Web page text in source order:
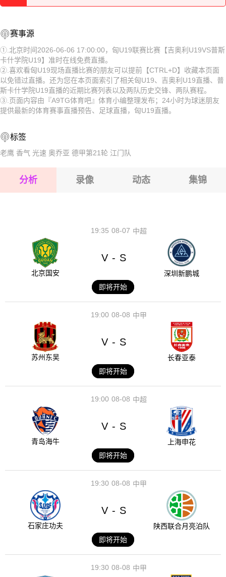
2026-08-15 【匈U19】 吉奥利U19VS普斯卡什学院U19
2026-08-15 【匈U19】 吉奥利U19VS普斯卡什学院U19
2026-08-15 【匈U19】 吉奥利U19VS普斯卡什学院U19
2026-08-15 【匈U19】 吉奥利U19VS普斯卡什学院U19
2026-08-15 【匈U19】 吉奥利U19VS普斯卡什学院U19
2026-08-15 【匈U19】 吉奥利U19VS普斯卡什学院U19
2026-08-15 【匈U19】 吉奥利U19VS普斯卡什学院U19
赛事源
①.北京时间2026-06-06 17:00:00，匈U19联赛比赛【吉奥利U19VS普斯
卡什学院U19】准时在线免费直播。
②.喜欢看匈U19现场直播比赛的朋友可以提前【CTRL+D】收藏本页面
以免错过直播。还为您在本页面索引了相关匈U19、吉奥利U19直播、普
斯卡什学院U19直播的近期比赛列表以及两队历史交锋、两队赛程。
③.页面内容由『A9TG体育吧』体育小编整理发布；24小时为球迷朋友
提供最新的体育赛事直播预告、足球直播，匈U19直播。
标签
老鹰 香气 光速 奥乔亚 德甲第21轮 江门队
分析 录像 动态 集锦
08-07
19:35 中超
北京国安
V - S
深圳新鹏城
即将开始
08-08
19:00 中甲
苏州东吴
V - S
长春亚泰
即将开始
08-08
19:00 中超
青岛海牛
V - S
上海申花
即将开始
08-08
19:30 中甲
石家庄功夫
V - S
陕西联合月亮泊队
即将开始
08-08
19:30 中甲